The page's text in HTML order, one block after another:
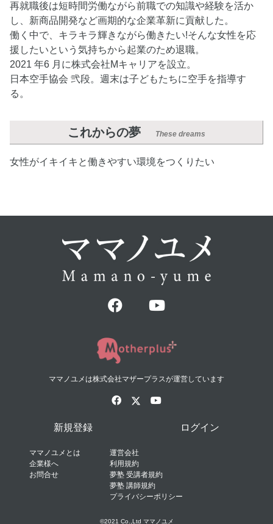
再就職後は短時間労働ながら前職での知識や経験を活か
し、新商品開発など画期的な企業革新に貢献した。
働く中で、キラキラ輝きながら働きたい!そんな女性を応
援したいという気持ちから起業のため退職。
2021 年6 月に株式会社Mキャリアを設立。
日本空手協会 弐段。週末は子どもたちに空手を指導す
る。
これからの夢 These dreams
女性がイキイキと働きやすい環境をつくりたい
ママノユメは株式会社マザープラスが運営しています
新規登録 ログイン
ママノユメとは
企業様へ
お問合せ
運営会社
利用規約
夢塾 受講者規約
夢塾 講師規約
プライバシーポリシー
©2021 Co.,Ltd ママノユメ